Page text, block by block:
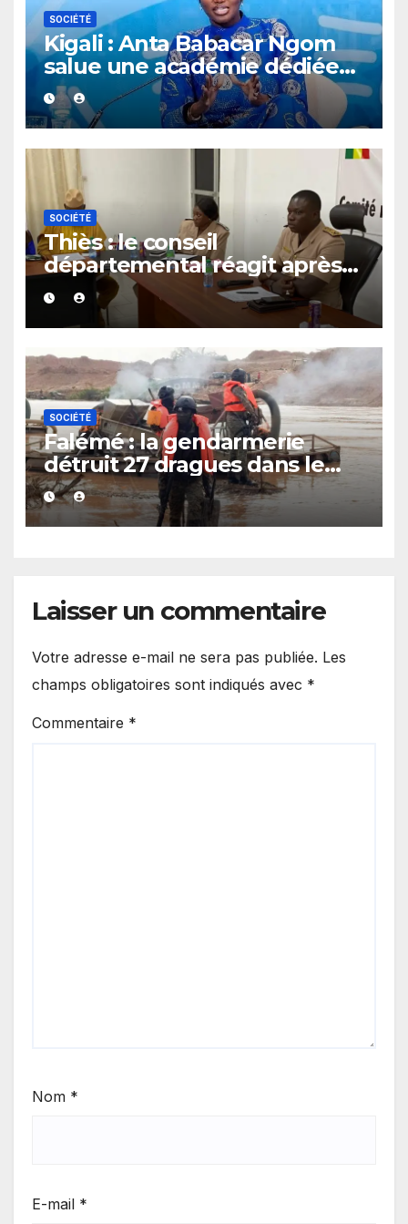
SOCIÉTÉ
Kigali : Anta Babacar Ngom
salue une académie dédiée
au leadership politique des
femmes africaines
SOCIÉTÉ
Thiès : le conseil
départemental réagit après
le rappel à l’ordre du
gouverneur
SOCIÉTÉ
Falémé : la gendarmerie
détruit 27 dragues dans le
cadre de la lutte contre
l’exploitation illégale
Laisser un commentaire
Votre adresse e-mail ne sera pas publiée. Les
champs obligatoires sont indiqués avec *
Commentaire *
Nom *
E-mail *